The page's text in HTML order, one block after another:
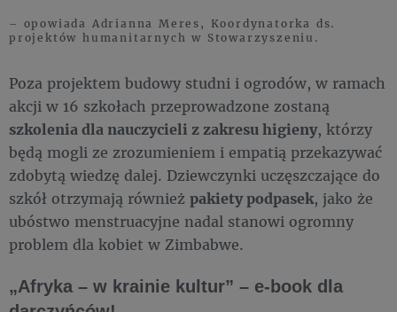
– opowiada Adrianna Meres, Koordynatorka ds.
projektów humanitarnych w Stowarzyszeniu.
Poza projektem budowy studni i ogrodów, w ramach
akcji w 16 szkołach przeprowadzone zostaną
szkolenia dla nauczycieli z zakresu higieny, którzy
będą mogli ze zrozumieniem i empatią przekazywać
zdobytą wiedzę dalej. Dziewczynki uczęszczające do
szkół otrzymają również pakiety podpasek, jako że
ubóstwo menstruacyjne nadal stanowi ogromny
problem dla kobiet w Zimbabwe.
„Afryka – w krainie kultur” – e-book dla